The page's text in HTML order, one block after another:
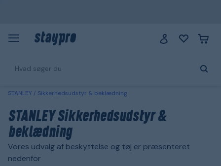
STANLEY Sikkerhedsudstyr & beklædning
STANLEY Sikkerhedsudstyr &
beklædning
Vores udvalg af beskyttelse og tøj er præsenteret
nedenfor